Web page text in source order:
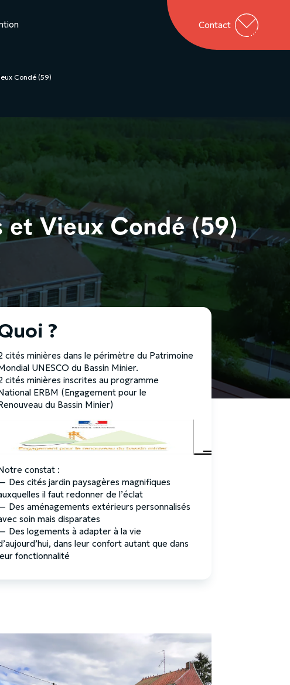
Contact
Condé (59)
et Vieux Condé (59)
?
cités minières dans le périmètre du Patrimoine
UNESCO du Bassin Minier.
cités minières inscrites au programme
ERBM (Engagement pour le
du Bassin Minier)
constat :
Des cités jardin paysagères magnifiques
il faut redonner de l’éclat
Des aménagements extérieurs personnalisés
soin mais disparates
Des logements à adapter à la vie
dans leur confort autant que dans
fonctionnalité